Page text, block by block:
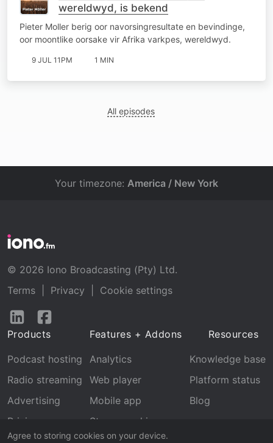
wereldwyd, is bekend
Pieter Moller berig oor navorsingresultate en bevindinge,
oor moontlike oorsake vir Afrika varkpes, wereldwyd.
9 JUL 11PM 1 MIN
All episodes
Agree to storing cookies on your device.
Your timezone: America / New York
© 2026 Iono Broadcasting (Pty) Ltd.
Terms
Privacy
Cookie settings
Follow
LinkedInFacebook
Products
Podcast hosting
Radio streaming
Advertising
Pricing
Features + Addons
Analytics
Web player
Mobile app
Stream archive
Resources
Knowledge base
Platform status
Blog